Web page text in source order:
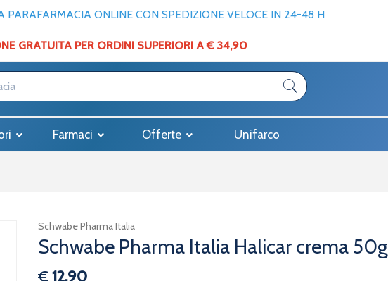
PARAFARMACIA ONLINE CON SPEDIZIONE VELOCE IN 24-48 H
GRATUITA PER ORDINI SUPERIORI A € 34,90
Farmaci Offerte Unifarco
Schwabe Pharma Italia
Schwabe Pharma Italia Halicar crema 50g
€ 12,90